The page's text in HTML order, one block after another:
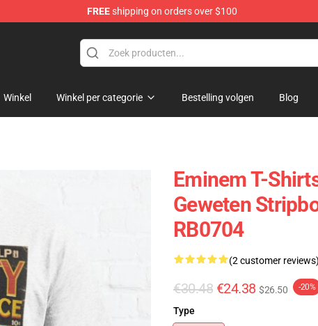
FREEshipping on orders over $100
Winkel Winkel per categorie Bestelling volgen Blog
Eminem T-
Geweten
RB0704
(2 customer reviews)
€30.48 €24.38 $26.50 -20%
Type